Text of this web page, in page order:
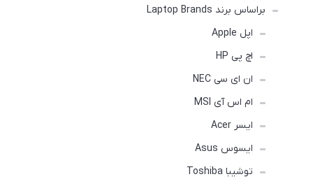
براساس برند Laptop Brands
اپل Apple
اچ پی HP
ان ای سی NEC
ام اس آی MSI
ایسر Acer
ایسوس Asus
توشیبا Toshiba